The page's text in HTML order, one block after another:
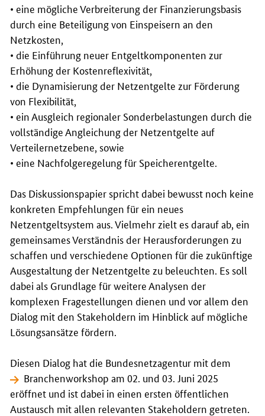
• eine mögliche Verbreiterung der Finanzierungsbasis
durch eine Beteiligung von Einspeisern an den
Netzkosten,
• die Einführung neuer Entgeltkomponenten zur
Erhöhung der Kostenreflexivität,
• die Dynamisierung der Netzentgelte zur Förderung
von Flexibilität,
• ein Ausgleich regionaler Sonderbelastungen durch die
vollständige Angleichung der Netzentgelte auf
Verteilernetzebene, sowie
• eine Nachfolgeregelung für Speicherentgelte.
Das Diskussionspapier spricht dabei bewusst noch keine
konkreten Empfehlungen für ein neues
Netzentgeltsystem aus. Vielmehr zielt es darauf ab, ein
gemeinsames Verständnis der Herausforderungen zu
schaffen und verschiedene Optionen für die zukünftige
Ausgestaltung der Netzentgelte zu beleuchten. Es soll
dabei als Grundlage für weitere Analysen der
komplexen Fragestellungen dienen und vor allem den
Dialog mit den Stakeholdern im Hinblick auf mögliche
Lösungsansätze fördern.
Diesen Dialog hat die Bundesnetzagentur mit dem
Branchenworkshop am 02. und 03. Juni 2025
eröffnet und ist dabei in einen ersten öffentlichen
Austausch mit allen relevanten Stakeholdern getreten.